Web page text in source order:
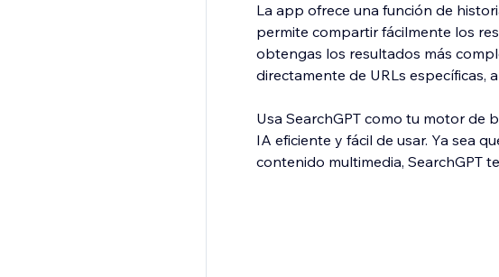
La app ofrece una función de
permite compartir fácilmente los
obtengas los resultados más
directamente de URLs específicas,
Usa SearchGPT como tu motor de
IA eficiente y fácil de usar. Ya sea
contenido multimedia, SearchGPT